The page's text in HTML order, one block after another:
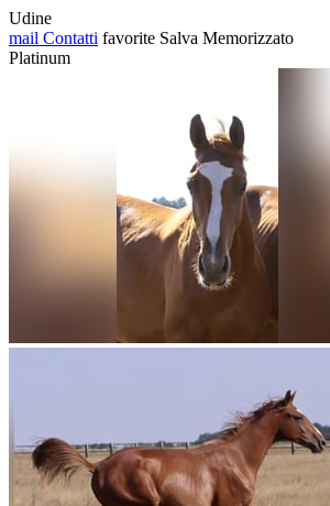
Udine
mail Contatti favorite Salva Memorizzato
Platinum